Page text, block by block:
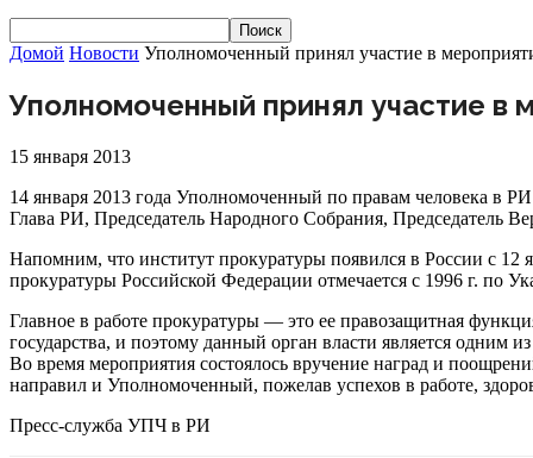
Домой Новости Уполномоченный принял участие в
Уполномоченный принял участие в
15 января 2013
14 января 2013 года Уполномоченный по правам человека в
Глава РИ, Председатель Народного Собрания, Председатель
Напомним, что институт прокуратуры появился в России с 12
прокуратуры Российской Федерации отмечается с 1996 г. по
Главное в работе прокуратуры — это ее правозащитная
государства, и поэтому данный орган власти является одним
Во время мероприятия состоялось вручение наград и
направил и Уполномоченный, пожелав успехов в работе,
Пресс-служба УПЧ в РИ